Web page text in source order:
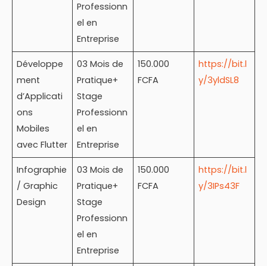
Professionn
el en
Entreprise
Développe
ment
d’Applicati
ons
Mobiles
avec Flutter
03 Mois de
Pratique+
Stage
Professionn
el en
Entreprise
150.000
FCFA
https://bit.l
y/3yldSL8
Infographie
/ Graphic
Design
03 Mois de
Pratique+
Stage
Professionn
el en
Entreprise
150.000
FCFA
https://bit.l
y/3IPs43F